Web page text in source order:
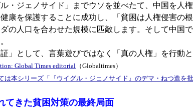
・ジェノサイド」までウソを並べたて、中国を
康を保護することに成功し、「貧困は人権侵害の
の人口を合わせた規模に匹敵します。そして中国
」として、言葉遊びではなく「真の人権」を行動と
Global Times editorial （Globaltimes）
は本シリーズ「『ウイグル・ジェノサイド』のデマ・ねつ造を
てきた貧困対策の最終局面